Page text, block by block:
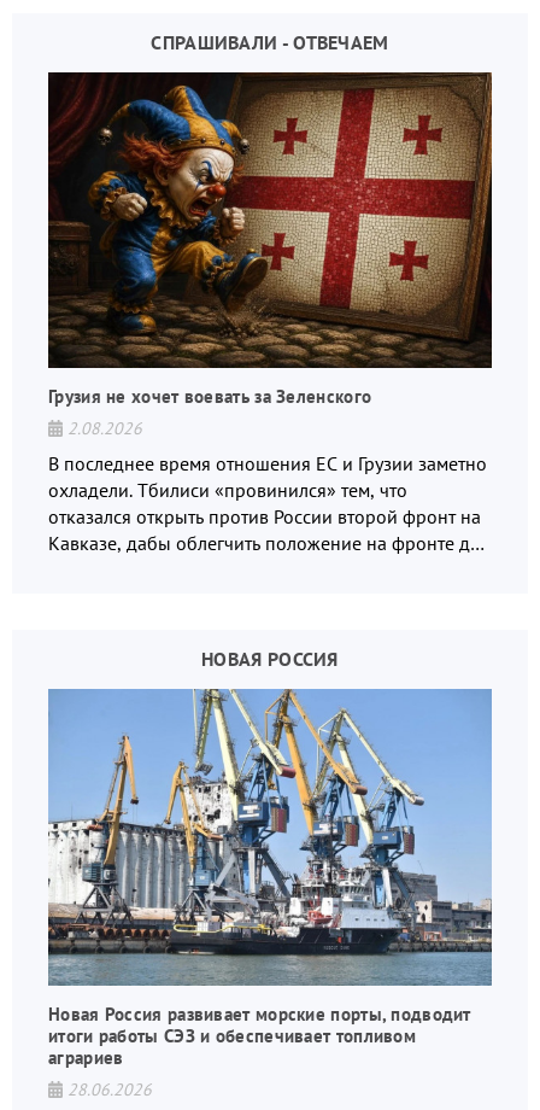
СПРАШИВАЛИ - ОТВЕЧАЕМ
Грузия не хочет воевать за Зеленского
2.08.2026
В последнее время отношения ЕС и Грузии заметно
охладели. Тбилиси «провинился» тем, что
отказался открыть против России второй фронт на
Кавказе, дабы облегчить положение на фронте для
НОВАЯ РОССИЯ
Новая Россия развивает морские порты, подводит
итоги работы СЭЗ и обеспечивает топливом
аграриев
28.06.2026